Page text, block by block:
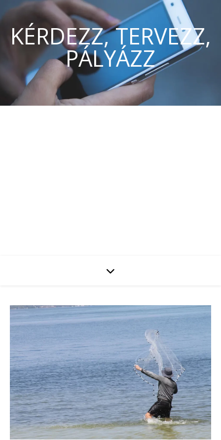
KÉRDEZZ, TERVEZZ,
PÁLYÁZZ